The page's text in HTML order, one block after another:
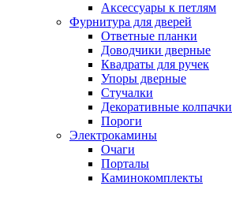
Аксессуары к петлям
Фурнитура для дверей
Ответные планки
Доводчики дверные
Квадраты для ручек
Упоры дверные
Стучалки
Декоративные колпачки
Пороги
Электрокамины
Очаги
Порталы
Каминокомплекты